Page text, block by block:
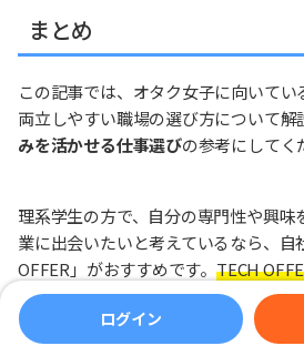
まとめ
この記事では、オタク女子に向いてい
両立しやすい職場の選び方について
みを活かせる仕事選びの参考にしてく
理系学生の方で、自分の専門性や興
業に出会いたいと考えているなら、自
OFFER」がおすすめです。TECH
オファー型サービスで、あなたの研究
た質の高いオファーが優良企業から
て、推し活と両立できる納得のキャ
ログイン